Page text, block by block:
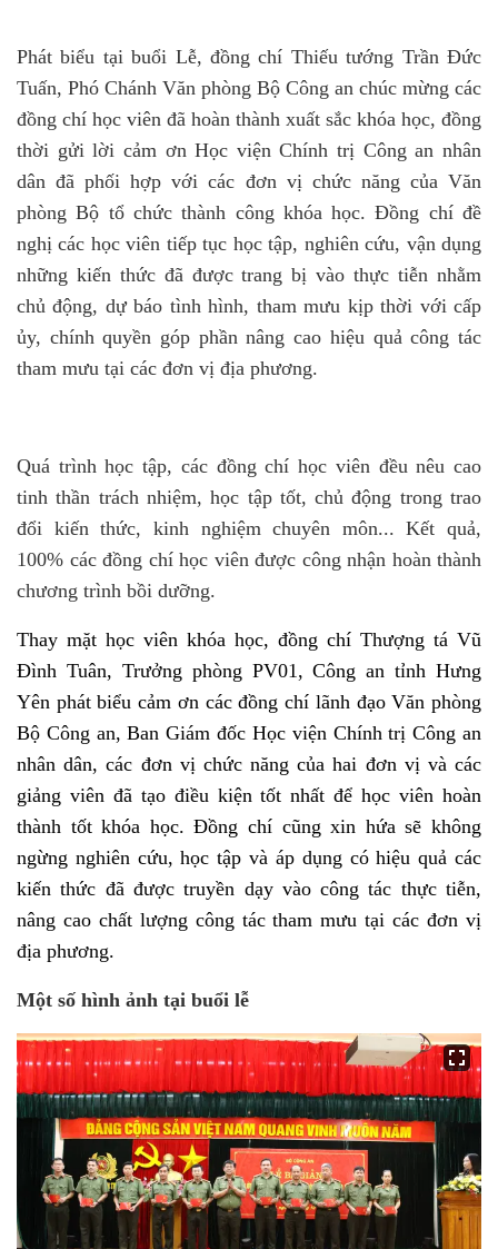
Phát biểu tại buổi Lễ, đồng chí Thiếu tướng Trần Đức
Tuấn, Phó Chánh Văn phòng Bộ Công an chúc mừng các
đồng chí học viên đã hoàn thành xuất sắc khóa học, đồng
thời gửi lời cảm ơn Học viện Chính trị Công an nhân
dân đã phối hợp với các đơn vị chức năng của Văn
phòng Bộ tổ chức thành công khóa học. Đồng chí đề
nghị các học viên tiếp tục học tập, nghiên cứu, vận dụng
những kiến thức đã được trang bị vào thực tiễn nhằm
chủ động, dự báo tình hình, tham mưu kịp thời với cấp
ủy, chính quyền góp phần nâng cao hiệu quả công tác
tham mưu tại các đơn vị địa phương.
Quá trình học tập, các đồng chí học viên đều nêu cao
tinh thần trách nhiệm, học tập tốt, chủ động trong trao
đổi kiến thức, kinh nghiệm chuyên môn... Kết quả,
100% các đồng chí học viên được công nhận hoàn thành
chương trình bồi dưỡng.
Thay mặt học viên khóa học, đồng chí Thượng tá Vũ
Đình Tuân, Trưởng phòng PV01, Công an tỉnh Hưng
Yên phát biểu cảm ơn các đồng chí lãnh đạo Văn phòng
Bộ Công an, Ban Giám đốc Học viện Chính trị Công an
nhân dân, các đơn vị chức năng của hai đơn vị và các
giảng viên đã tạo điều kiện tốt nhất để học viên hoàn
thành tốt khóa học. Đồng chí cũng xin hứa sẽ không
ngừng nghiên cứu, học tập và áp dụng có hiệu quả các
kiến thức đã được truyền dạy vào công tác thực tiễn,
nâng cao chất lượng công tác tham mưu tại các đơn vị
địa phương.
Một số hình ảnh tại buổi lễ